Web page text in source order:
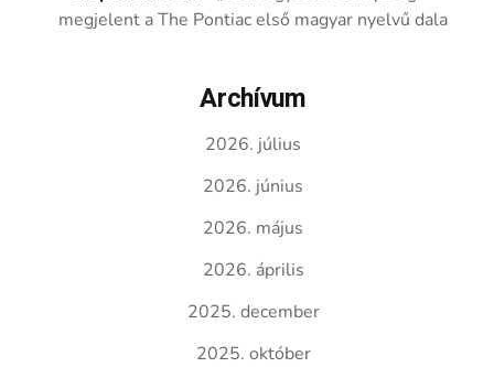
megjelent a The Pontiac első magyar nyelvű dala
Archívum
2026. július
2026. június
2026. május
2026. április
2025. december
2025. október